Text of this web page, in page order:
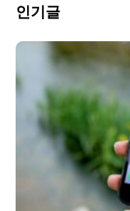
인기글